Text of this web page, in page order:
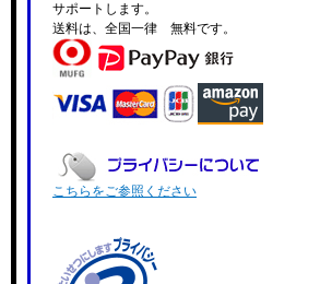
サポートします。
送料は、全国一律 無料です。
こちらをご参照ください